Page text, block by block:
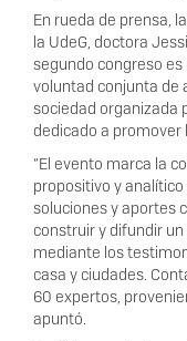
En rueda de prensa,
la UdeG, doctora
segundo congreso
voluntad conjunta de
sociedad organizada
dedicado a
“El evento marca la
propositivo y
soluciones y aportes
construir y difundir
mediante los
casa y ciudades.
60 expertos,
apuntó.